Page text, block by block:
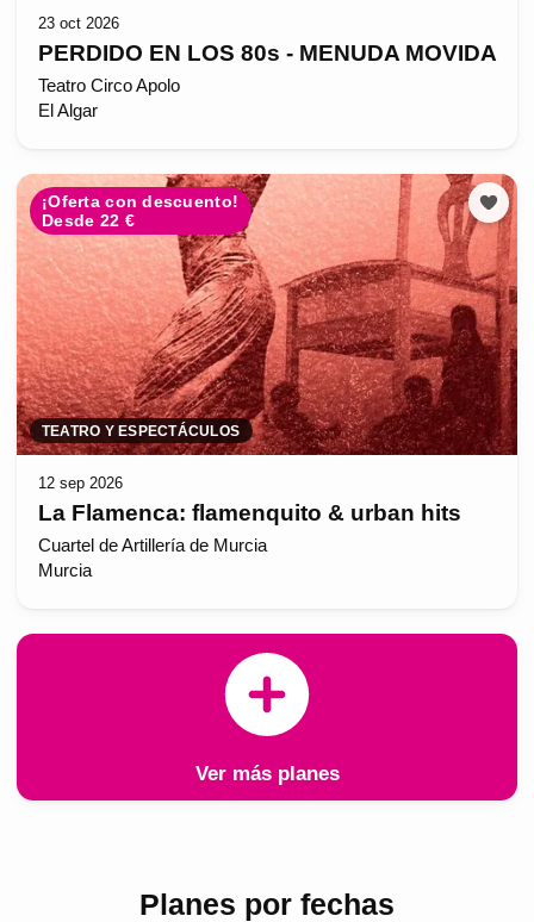
23 oct 2026
PERDIDO EN LOS 80s - MENUDA MOVIDA
Teatro Circo Apolo
El Algar
¡Oferta con descuento!
Desde 22 €
TEATRO Y ESPECTÁCULOS
12 sep 2026
La Flamenca: flamenquito & urban hits
Cuartel de Artillería de Murcia
Murcia
Ver más planes
Planes por fechas